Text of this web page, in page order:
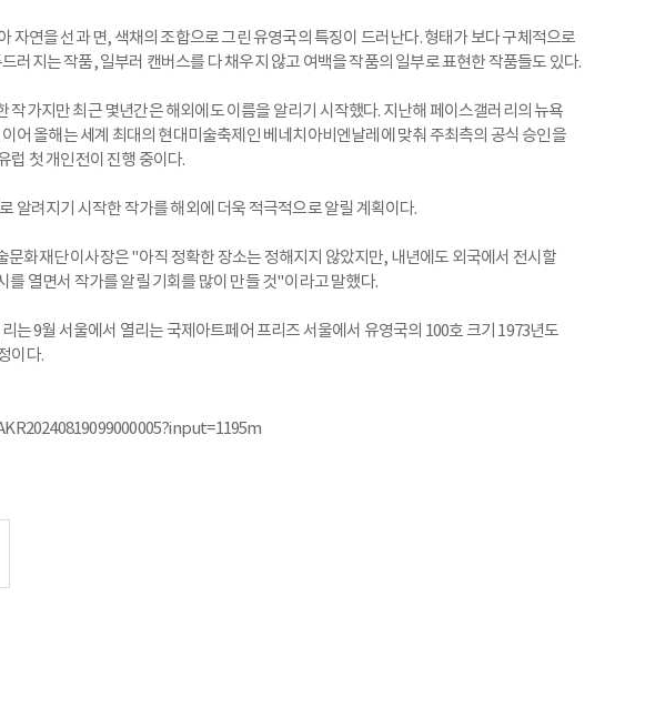
자연을 선과 면, 색채의 조합으로 그린 유영국의 특징이 드러난다. 형태가 보다 구체적으로
러지는 작품, 일부러 캔버스를 다 채우지 않고 여백을 작품의 일부로 표현한 작품들도 있다.
작가지만 최근 몇년간은 해외에도 이름을 알리기 시작했다. 지난해 페이스갤러리의 뉴욕
어 올해는 세계 최대의 현대미술축제인 베네치아비엔날레에 맞춰 주최측의 공식 승인을
럽 첫 개인전이 진행 중이다.
알려지기 시작한 작가를 해외에 더욱 적극적으로 알릴 계획이다.
문화재단 이사장은 "아직 정확한 장소는 정해지지 않았지만, 내년에도 외국에서 전시할
열면서 작가를 알릴 기회를 많이 만들 것"이라고 말했다.
는 9월 서울에서 열리는 국제아트페어 프리즈 서울에서 유영국의 100호 크기 1973년도
이다.